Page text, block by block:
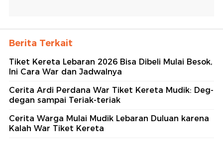
Berita Terkait
Tiket Kereta Lebaran 2026 Bisa Dibeli Mulai Besok,
Ini Cara War dan Jadwalnya
Cerita Ardi Perdana War Tiket Kereta Mudik: Deg-
degan sampai Teriak-teriak
Cerita Warga Mulai Mudik Lebaran Duluan karena
Kalah War Tiket Kereta